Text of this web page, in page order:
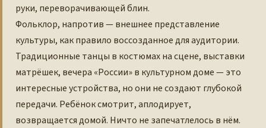
руки, переворачивающей блин.
Фольклор, напротив — внешнее представление
культуры, как правило воссозданное для аудитории.
Традиционные танцы в костюмах на сцене, выставки
матрёшек, вечера «России» в культурном доме — это
интересные устройства, но они не создают глубокой
передачи. Ребёнок смотрит, аплодирует,
возвращается домой. Ничто не запечатлелось в нём.